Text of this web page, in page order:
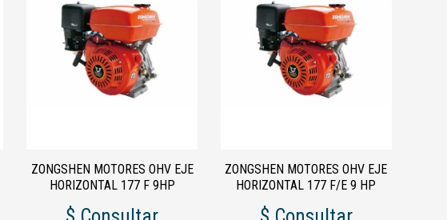
ZONGSHEN MOTORES OHV EJE
HORIZONTAL 177 F 9HP
ZONGSHEN MOTORES OHV EJE
HORIZONTAL 177 F/E 9 HP